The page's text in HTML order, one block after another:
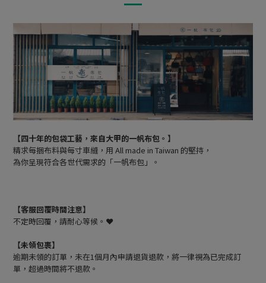
【四十年的包袋工藝，來自大甲的一帆布包。】
精求每捆布料與每寸車縫，用 All made in Taiwan 的堅持，
為你呈現符合各世代需求的「一帆布包」。
【客服回覆時間注意】
不定時回覆，請耐心等候。❤️
【未領包裹】
逾期未領的訂單，未在1個月內申請退貨退款，將一律視為已完成訂
單，超過時間將不退款。